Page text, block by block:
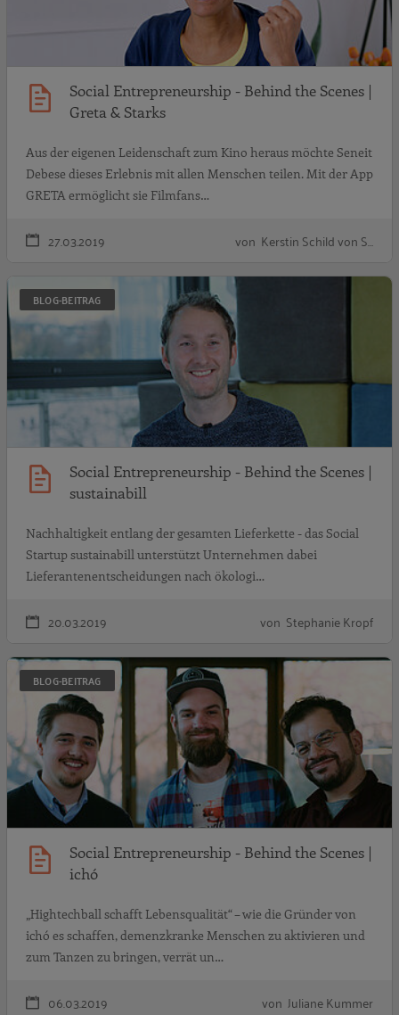
Social Entrepreneurship - Behind the Scenes |
Greta & Starks
Aus der eigenen Leidenschaft zum Kino heraus möchte Seneit
Debese dieses Erlebnis mit allen Menschen teilen. Mit der App
GRETA ermöglicht sie Filmfans…
27.03.2019 von Kerstin Schild von S…
BLOG-BEITRAG
Social Entrepreneurship - Behind the Scenes |
sustainabill
Nachhaltigkeit entlang der gesamten Lieferkette - das Social
Startup sustainabill unterstützt Unternehmen dabei
Lieferantenentscheidungen nach ökologi…
20.03.2019 von Stephanie Kropf
BLOG-BEITRAG
Social Entrepreneurship - Behind the Scenes |
ichó
„Hightechball schafft Lebensqualität“ – wie die Gründer von
ichó es schaffen, demenzkranke Menschen zu aktivieren und
zum Tanzen zu bringen, verrät un…
06.03.2019 von Juliane Kummer